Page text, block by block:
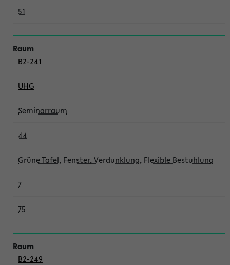
51
B2-241
UHG
Seminarraum
44
Grüne Tafel, Fenster, Verdunklung, Flexible Bestuhlung
7
75
B2-249